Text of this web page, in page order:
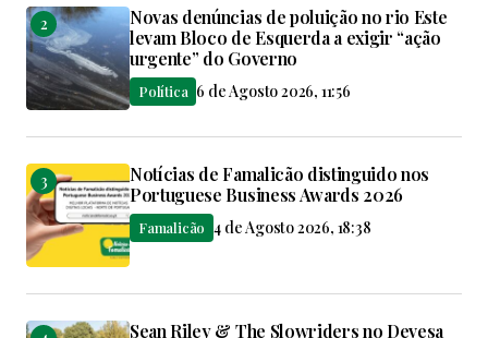
Novas denúncias de poluição no rio Este
levam Bloco de Esquerda a exigir “ação
urgente” do Governo
Política 6 de Agosto 2026, 11:56
Notícias de Famalicão distinguido nos
Portuguese Business Awards 2026
Famalicão 4 de Agosto 2026, 18:38
Sean Riley & The Slowriders no Devesa